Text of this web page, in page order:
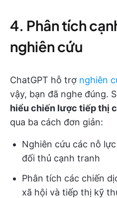
4. Phân tích
nghiên cứu
ChatGPT hỗ trợ nghiên
vậy, bạn đã nghe đúng.
hiểu chiến lược tiếp thị
qua ba cách đơn giản:
Nghiên cứu các nỗ lực
đối thủ cạnh tranh
Phân tích các chiến
xã hội và tiếp thị kỹ